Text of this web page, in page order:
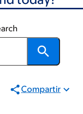
comunidad
Compartir